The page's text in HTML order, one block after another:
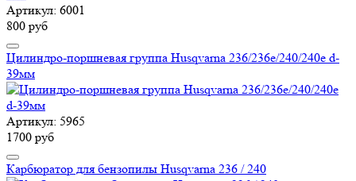
Артикул: 6001
800 руб
Цилиндро-поршневая группа Husqvarna 236/236e/240/240e d-
39мм
Артикул: 5965
1700 руб
Карбюратор для бензопилы Husqvarna 236 / 240